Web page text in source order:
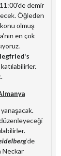
demir
Öğleden
olmuş
en çok
’de
Neckar